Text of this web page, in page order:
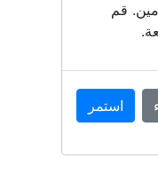
قم
استمر